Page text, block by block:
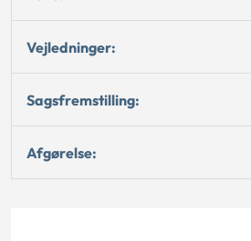
Vejledninger:
Sagsfremstilling:
Afgørelse: